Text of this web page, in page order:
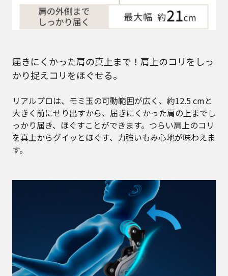
届きにくかった肩の真上まで！肩上のコリをしっ
かり捉えコリをほぐせる。
リアルプロは、モミ玉の可動範囲が広く、約12.5 cmと
大きく前にせり出すから、届きにくかった肩の上までし
っかり届き、ほぐすことができます。つらい肩上のコリ
を真上からグイッとほぐす、力強いもみ心地が味わえま
す。